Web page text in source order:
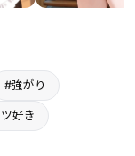
#強がり
好き